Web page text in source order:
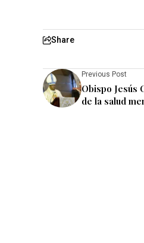
Share
Previous Post
Obispo Jesús
de la salud